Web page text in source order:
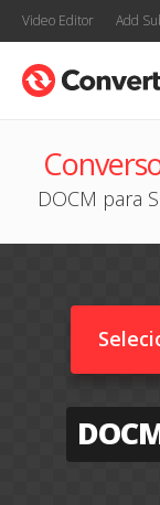
Video Editor Add
DOCM para